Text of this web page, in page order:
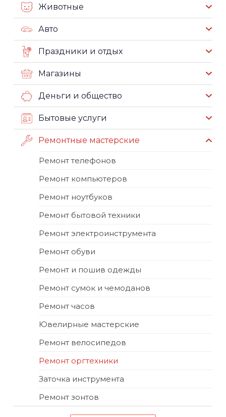
Животные
Авто
Праздники и отдых
Магазины
Деньги и общество
Бытовые услуги
Ремонтные мастерские
Ремонт телефонов
Ремонт компьютеров
Ремонт ноутбуков
Ремонт бытовой техники
Ремонт электроинструмента
Ремонт обуви
Ремонт и пошив одежды
Ремонт сумок и чемоданов
Ремонт часов
Ювелирные мастерские
Ремонт велосипедов
Ремонт оргтехники
Заточка инструмента
Ремонт зонтов